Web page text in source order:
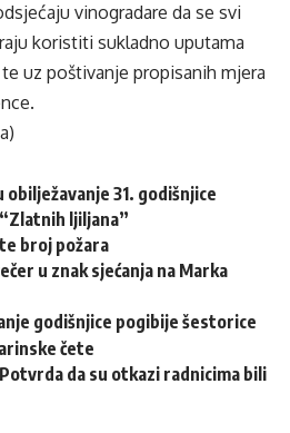
vinogradare da se svi
koristiti sukladno uputama
uz poštivanje propisanih mjera
obilježavanje 31. godišnjice
ljiljana”
broj požara
u znak sjećanja na Marka
godišnjice pogibije šestorice
čete
da su otkazi radnicima bili